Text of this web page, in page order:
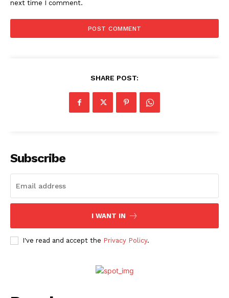
next time I comment.
SHARE POST:
Subscribe
I WANT IN
I've read and accept the Privacy Policy.